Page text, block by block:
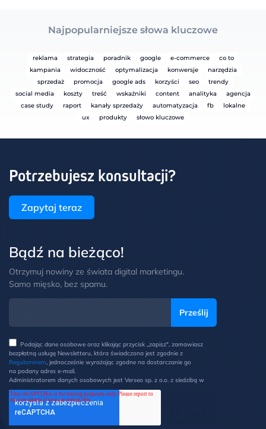
Najpopularniejsze słowa kluczowe
reklama strategia poradnik google e-commerce
co to
kampania
widoczność optymalizacja konwersje
narzędzia
sprzedaż
promocja google ads korzyści seo
trendy
social media
koszty treść wskaźniki content analityka
agencja
case study
raport kanały sprzedaży automatyzacja fb
lokalne
ux
produkty słowo kluczowe
Potrzebujesz konsultacji?
Zapytaj teraz
Bądź na bieżąco!
Otrzymuj nowiny ze świata digital marketingu.
Samo mięsko, bez spamu.
Podając dane osobowe oraz klikając przycisk „zapisz", zamawiasz
bezpłatną usługę Newsletteru, która świadczona jest zgodnie z
Regulaminem, jednocześnie wyrażając zgodne na dostarczanie go
na podany adres e-mail.
Administratorem danych osobowych jest Verseo sp. z o.o. z siedzibą w
Poznaniu przy ul. Węglowej 1/3 (60-122 Poznań). Z Administratorem
można kontaktować się pisemnie na ww. adres lub elektronicznie na
adres e-mail: ochronadanych@verseo.pl. Państwa dane osobowe są
przetwarzane w celu wysyłki newsletteru, zgodnie z Regulaminem, w
związku z czym mają Państwo prawo do: dostępu do swoich danych